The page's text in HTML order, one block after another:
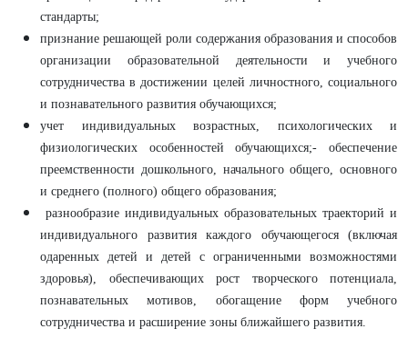
стандарты;
признание решающей роли содержания образования и способов
организации образовательной деятельности и учебного
сотрудничества в достижении целей личностного, социального
и познавательного развития обучающихся;
учет индивидуальных возрастных, психологических и
физиологических особенностей обучающихся;- обеспечение
преемственности дошкольного, начального общего, основного
и среднего (полного) общего образования;
разнообразие индивидуальных образовательных траекторий и
индивидуального развития каждого обучающегося (включая
одаренных детей и детей с ограниченными возможностями
здоровья), обеспечивающих рост творческого потенциала,
познавательных мотивов, обогащение форм учебного
сотрудничества и расширение зоны ближайшего развития.